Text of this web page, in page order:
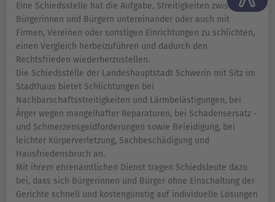
Eine Schiedsstelle hat die Aufgabe, Streitigkeiten zwischen
Bürgerinnen und Bürgern untereinander oder auch mit
Firmen, Vereinen oder sonstigen Einrichtungen zu schlichten,
einen Vergleich herbeizuführen und dadurch den
Rechtsfrieden wiederherzustellen.
Die Schiedsstelle der Landeshauptstadt Schwerin mit Sitz im
Stadthaus bietet Schlichtungen bei
Nachbarschaftsstreitigkeiten und Lärmbelästigungen, bei
Ärger wegen mangelhafter Reparaturen, bei Schadensersatz -
und Schmerzensgeldforderungen sowie Beleidigung, bei
leichter Körperverletzung, Sachbeschädigung und
Hausfriedensbruch an.
Mit ihrem ehrenamtlichen Dienst tragen Schiedsleute dazu
bei, dass sich Bürgerinnen und Bürger ohne Einschaltung der
Gerichte schnell und kostengünstig auf individuelle Lösungen